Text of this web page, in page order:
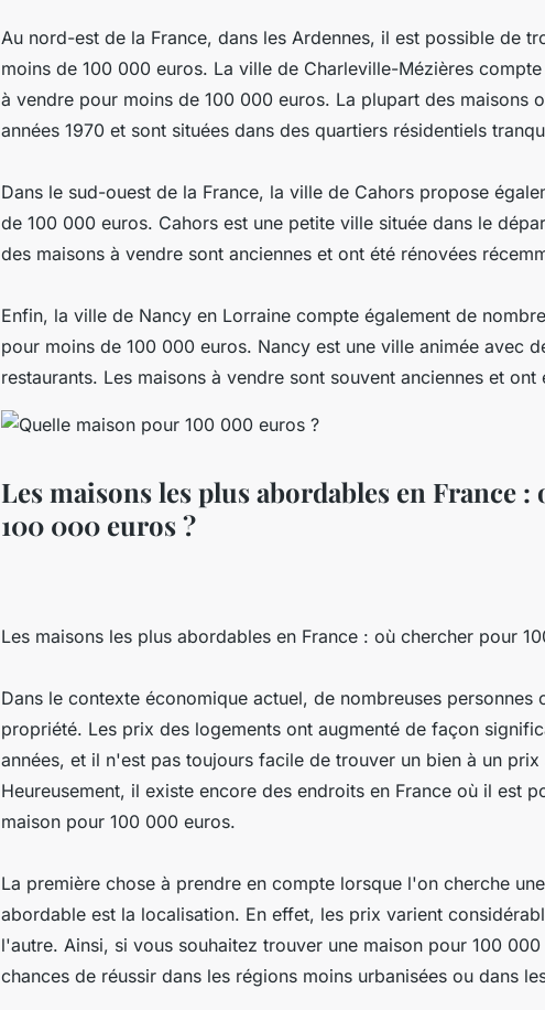
Au nord-est de la France, dans les Ardennes, il est possible de
moins de 100 000 euros. La ville de Charleville-Mézières
à vendre pour moins de 100 000 euros. La plupart des maisons
années 1970 et sont situées dans des quartiers résidentiels
Dans le sud-ouest de la France, la ville de Cahors propose
de 100 000 euros. Cahors est une petite ville située dans le
des maisons à vendre sont anciennes et ont été rénovées
Enfin, la ville de Nancy en Lorraine compte également de
pour moins de 100 000 euros. Nancy est une ville animée avec
restaurants. Les maisons à vendre sont souvent anciennes et ont
Les maisons les plus abordables en France
100 000 euros ?
Les maisons les plus abordables en France : où chercher pour
Dans le contexte économique actuel, de nombreuses personnes
propriété. Les prix des logements ont augmenté de façon
années, et il n'est pas toujours facile de trouver un bien à un
Heureusement, il existe encore des endroits en France où il est
maison pour 100 000 euros.
La première chose à prendre en compte lorsque l'on cherche
abordable est la localisation. En effet, les prix varient
l'autre. Ainsi, si vous souhaitez trouver une maison pour 100
chances de réussir dans les régions moins urbanisées ou dans